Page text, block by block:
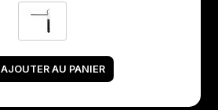
AJOUTER AU PANIER